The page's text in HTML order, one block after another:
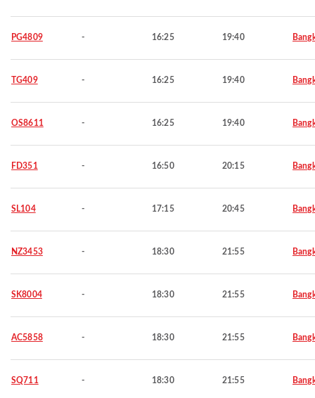
PG4809 - 16:25 19:40
TG409 - 16:25 19:40
OS8611 - 16:25 19:40
FD351 - 16:50 20:15
SL104 - 17:15 20:45
NZ3453 - 18:30 21:55
SK8004 - 18:30 21:55
AC5858 - 18:30 21:55
SQ711 - 18:30 21:55